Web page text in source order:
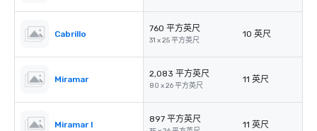
Cabrillo
760 平方英尺
31 x 25 平方英尺
10 英尺
Miramar
2,083 平方英尺
80 x 26 平方英尺
11 英尺
Miramar I
897 平方英尺
11 英尺